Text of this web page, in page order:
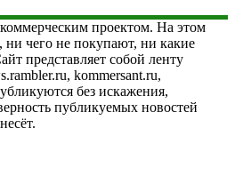
проектом. На этом
ни чего не покупают, ни какие
представляет собой ленту
kommersant.ru,
без искажения,
публикуемых новостей